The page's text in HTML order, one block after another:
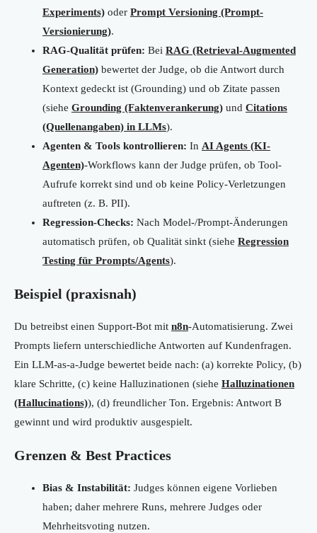
Experiments) oder Prompt Versioning (Prompt-
Versionierung).
RAG-Qualität prüfen: Bei RAG (Retrieval-Augmented
Generation) bewertet der Judge, ob die Antwort durch
Kontext gedeckt ist (Grounding) und ob Zitate passen
(siehe Grounding (Faktenverankerung) und Citations
(Quellenangaben) in LLMs).
Agenten & Tools kontrollieren: In AI Agents (KI-
Agenten)-Workflows kann der Judge prüfen, ob Tool-
Aufrufe korrekt sind und ob keine Policy-Verletzungen
auftreten (z. B. PII).
Regression-Checks: Nach Model-/Prompt-Änderungen
automatisch prüfen, ob Qualität sinkt (siehe Regression
Testing für Prompts/Agents).
Beispiel (praxisnah)
Du betreibst einen Support-Bot mit n8n-Automatisierung. Zwei
Prompts liefern unterschiedliche Antworten auf Kundenfragen.
Ein LLM-as-a-Judge bewertet beide nach: (a) korrekte Policy, (b)
klare Schritte, (c) keine Halluzinationen (siehe Halluzinationen
(Hallucinations)), (d) freundlicher Ton. Ergebnis: Antwort B
gewinnt und wird produktiv ausgespielt.
Grenzen & Best Practices
Bias & Instabilität: Judges können eigene Vorlieben
haben; daher mehrere Runs, mehrere Judges oder
Mehrheitsvoting nutzen.